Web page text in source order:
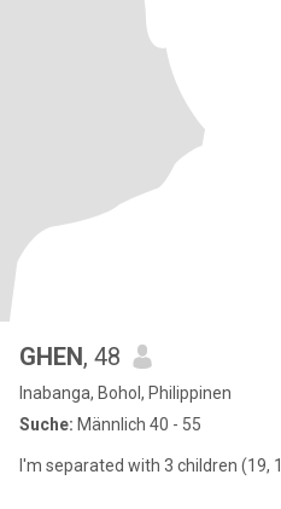
GHEN, 48
Inabanga, Bohol, Philippinen
Suche: Männlich 40 - 55
I'm separated with 3 children (19,